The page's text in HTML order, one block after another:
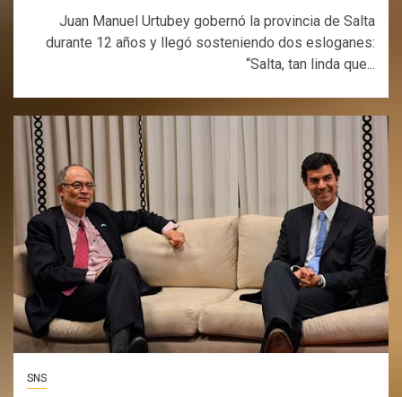
Juan Manuel Urtubey gobernó la provincia de Salta
durante 12 años y llegó sosteniendo dos esloganes:
“Salta, tan linda que...
SNS